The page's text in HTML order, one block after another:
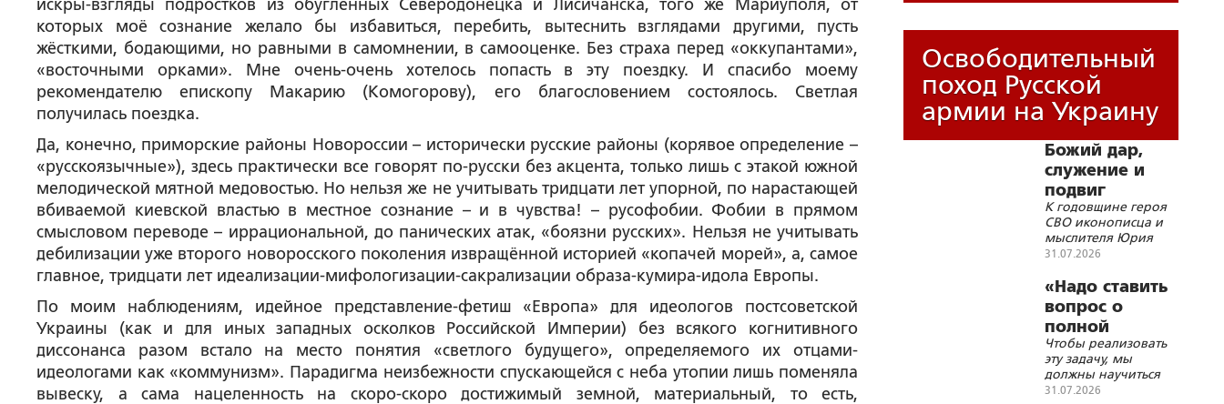
искры-взгляды подростков из обугленных Северодонецка и Лисичанска, того же Мариуполя, от
которых моё сознание желало бы избавиться, перебить, вытеснить взглядами другими, пусть
жёсткими, бодающими, но равными в самомнении, в самооценке. Без страха перед «оккупантами»,
«восточными орками». Мне очень-очень хотелось попасть в эту поездку. И спасибо моему
рекомендателю епископу Макарию (Комогорову), его благословением состоялось. Светлая
получилась поездка.
Да, конечно, приморские районы Новороссии – исторически русские районы (корявое определение –
«русскоязычные»), здесь практически все говорят по-русски без акцента, только лишь с этакой южной
мелодической мятной медовостью. Но нельзя же не учитывать тридцати лет упорной, по нарастающей
вбиваемой киевской властью в местное сознание – и в чувства! – русофобии. Фобии в прямом
смысловом переводе – иррациональной, до панических атак, «боязни русских». Нельзя не учитывать
дебилизации уже второго новоросского поколения извращённой историей «копачей морей», а, самое
главное, тридцати лет идеализации-мифологизации-сакрализации образа-кумира-идола Европы.
По моим наблюдениям, идейное представление-фетиш «Европа» для идеологов постсоветской
Украины (как и для иных западных осколков Российской Империи) без всякого когнитивного
диссонанса разом встало на место понятия «светлого будущего», определяемого их отцами-
идеологами как «коммунизм». Парадигма неизбежности спускающейся с неба утопии лишь поменяла
вывеску, а сама нацеленность на скоро-скоро достижимый земной, материальный, то есть,
Освободительный
поход Русской
армии на Украину
Божий дар,
служение и
подвиг
К годовщине героя
СВО иконописца и
мыслителя Юрия
Земцова
31.07.2026
«Надо ставить
вопрос о
полной
блокаде
Украины»
Чтобы реализовать
эту задачу, мы
должны научиться
бить дронами по
31.07.2026